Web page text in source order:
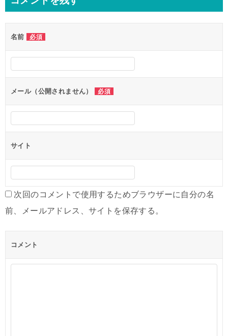
ビ
ー
シ
ョ
ン
名前 必須
メール（公開されません） 必須
サイト
次回のコメントで使用するためブラウザーに自分の名
前、メールアドレス、サイトを保存する。
コメント